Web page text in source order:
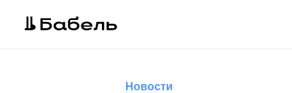
Новости